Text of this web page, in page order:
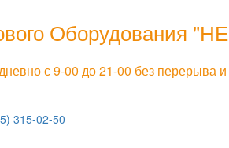
Оборудования
с 9-00 до 21-00 без перерыва
315-02-50